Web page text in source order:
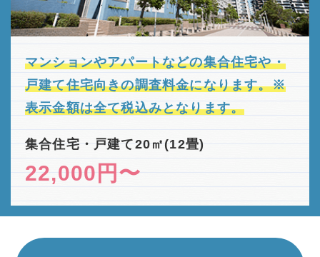
マンションやアパートなどの集合住宅や・
戸建て住宅向きの調査料金になります。※
表示金額は全て税込みとなります。
集合住宅・戸建て20㎡(12畳)
22,000円〜